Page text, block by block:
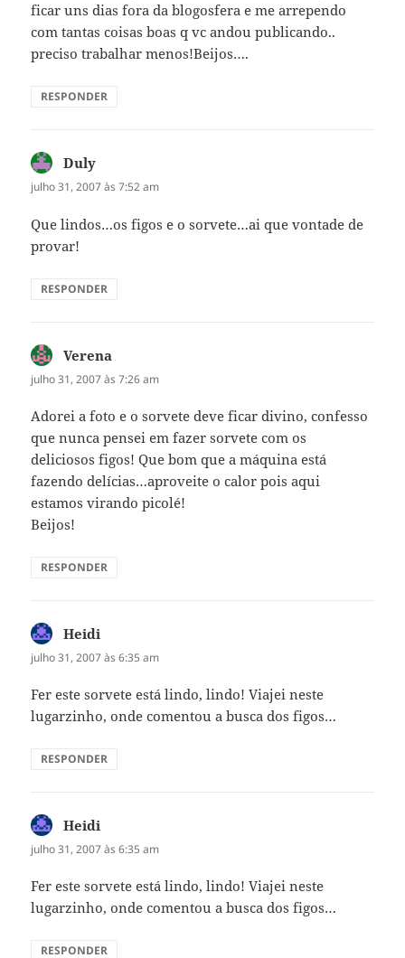
ficar uns dias fora da blogosfera e me arrependo
com tantas coisas boas q vc andou publicando..
preciso trabalhar menos!Beijos….
RESPONDER
Duly
julho 31, 2007 às 7:52 am
Que lindos…os figos e o sorvete…ai que vontade de
provar!
RESPONDER
Verena
julho 31, 2007 às 7:26 am
Adorei a foto e o sorvete deve ficar divino, confesso
que nunca pensei em fazer sorvete com os
deliciosos figos! Que bom que a máquina está
fazendo delícias…aproveite o calor pois aqui
estamos virando picolé!
Beijos!
RESPONDER
Heidi
julho 31, 2007 às 6:35 am
Fer este sorvete está lindo, lindo! Viajei neste
lugarzinho, onde comentou a busca dos figos…
RESPONDER
Heidi
julho 31, 2007 às 6:35 am
Fer este sorvete está lindo, lindo! Viajei neste
lugarzinho, onde comentou a busca dos figos…
RESPONDER